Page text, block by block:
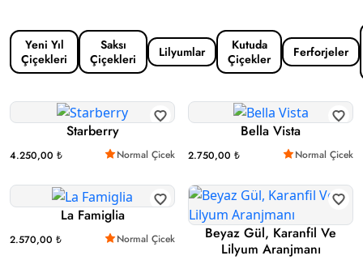
Yeni Yıl
Çiçekleri
Saksı
Çiçekleri
Lilyumlar
Kutuda
Çiçekler
Ferforjeler
Starberry
4.250,00 ₺ Normal Çicek
Bella Vista
2.750,00 ₺ Normal Çicek
La Famiglia
2.570,00 ₺ Normal Çicek
Beyaz Gül, Karanfil Ve
Lilyum Aranjmanı